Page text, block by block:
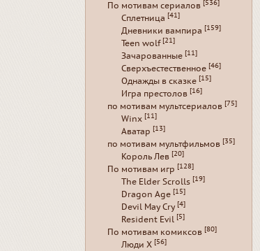
По мотивам сериалов [536]
Сплетница [41]
Дневники вампира [159]
Teen wolf [21]
Зачарованные [11]
Сверхъестественное [46]
Однажды в сказке [15]
Игра престолов [16]
по мотивам мультсериалов [75]
Winx [11]
Аватар [13]
по мотивам мультфильмов [35]
Король Лев [20]
По мотивам игр [128]
The Elder Scrolls [19]
Dragon Age [15]
Devil May Cry [4]
Resident Evil [5]
По мотивам комиксов [80]
Люди Х [56]